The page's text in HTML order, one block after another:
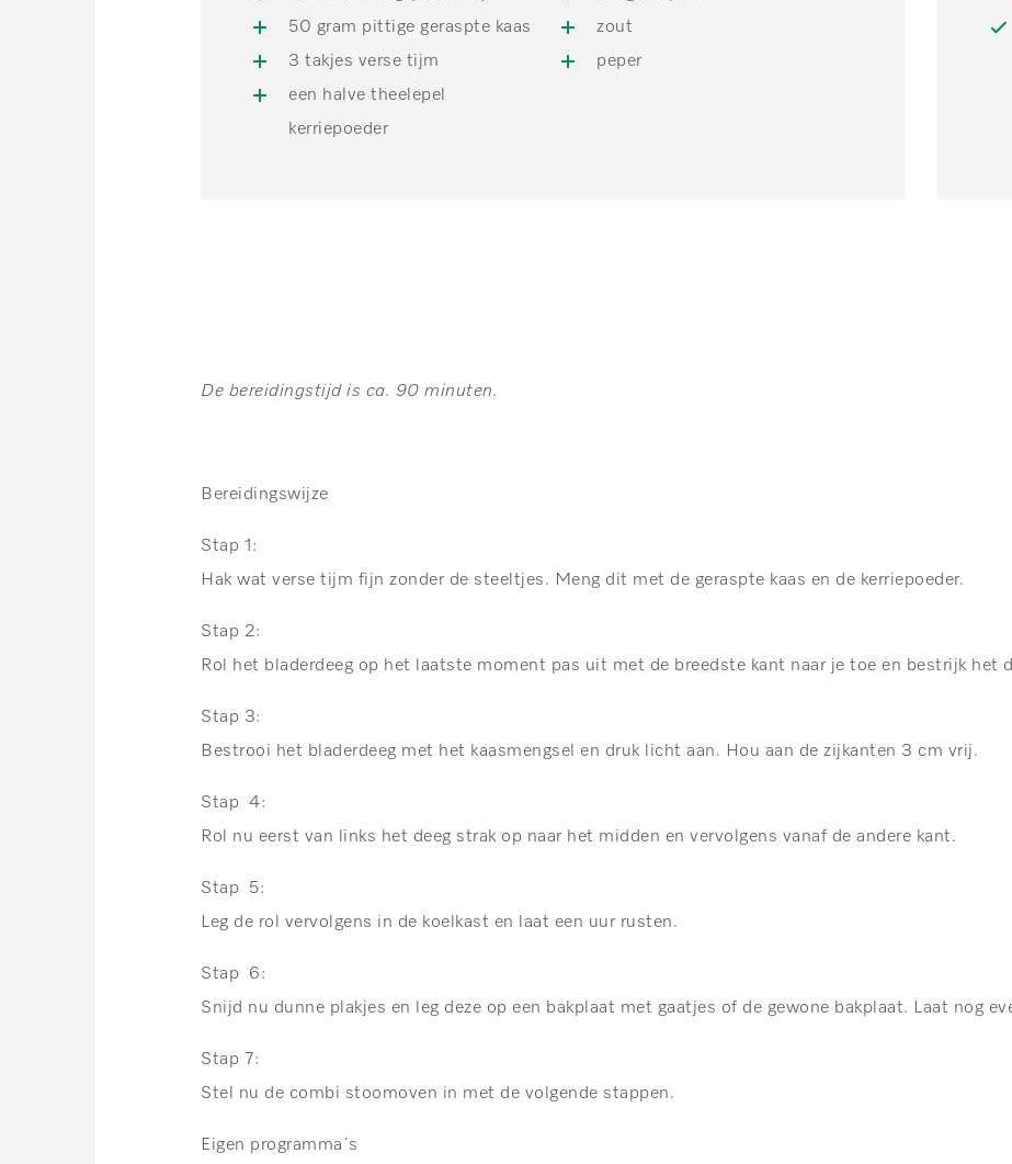
50 gram pittige geraspte kaas
3 takjes verse tijm
een halve theelepel
kerriepoeder
zout
peper
De bereidingstijd is ca. 90 minuten.
Bereidingswijze
Stap 1:
Hak wat verse tijm fijn zonder de steeltjes. Meng dit met de geraspte kaas en de kerriepoeder.
Stap 2:
Rol het bladerdeeg op het laatste moment pas uit met de breedste kant naar je toe en bestrijk het
Stap 3:
Bestrooi het bladerdeeg met het kaasmengsel en druk licht aan. Hou aan de zijkanten 3 cm vrij.
Stap 4:
Rol nu eerst van links het deeg strak op naar het midden en vervolgens vanaf de andere kant.
Stap 5:
Leg de rol vervolgens in de koelkast en laat een uur rusten.
Stap 6:
Snijd nu dunne plakjes en leg deze op een bakplaat met gaatjes of de gewone bakplaat. Laat nog
Stap 7:
Stel nu de combi stoomoven in met de volgende stappen.
Eigen programma´s